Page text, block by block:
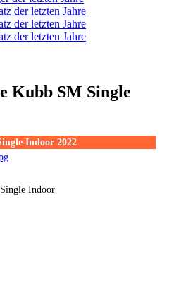
der letzten Jahre
der letzten Jahre
der letzten Jahre
Kubb SM Single
Indoor 2022
Indoor